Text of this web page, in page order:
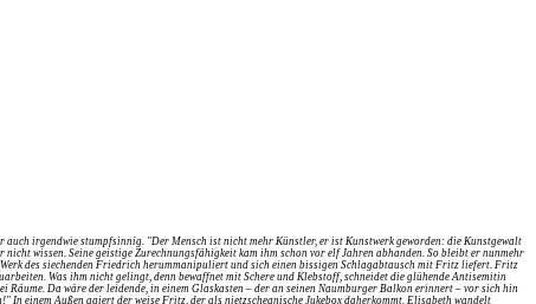
irgendwie stumpfsinnig. "Der Mensch ist nicht mehr Künstler, er ist Kunstwerk geworden: die Kunstgewalt
wissen. Seine geistige Zurechnungsfähigkeit kam ihm schon vor elf Jahren abhanden. So bleibt er nunmehr
des siechenden Friedrich herummanipuliert und sich einen bissigen Schlagabtausch mit Fritz liefert. Fritz
Was ihm nicht gelingt, denn bewaffnet mit Schere und Klebstoff, schneidet die glühende Antisemitin
Da wäre der leidende, in einem Glaskasten – der an seinen Naumburger Balkon erinnert – vor sich hin
einem Außen agiert der weise Fritz, der als nietzscheanische Jukebox daherkommt. Elisabeth wandelt